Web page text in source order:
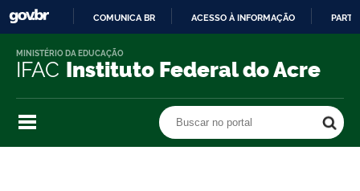
O
COMUNICA BR ACESSO À INFORMAÇÃO
IFAC Instituto Federal do Acre
MINISTÉRIO DA EDUCAÇÃO
Buscar no portal